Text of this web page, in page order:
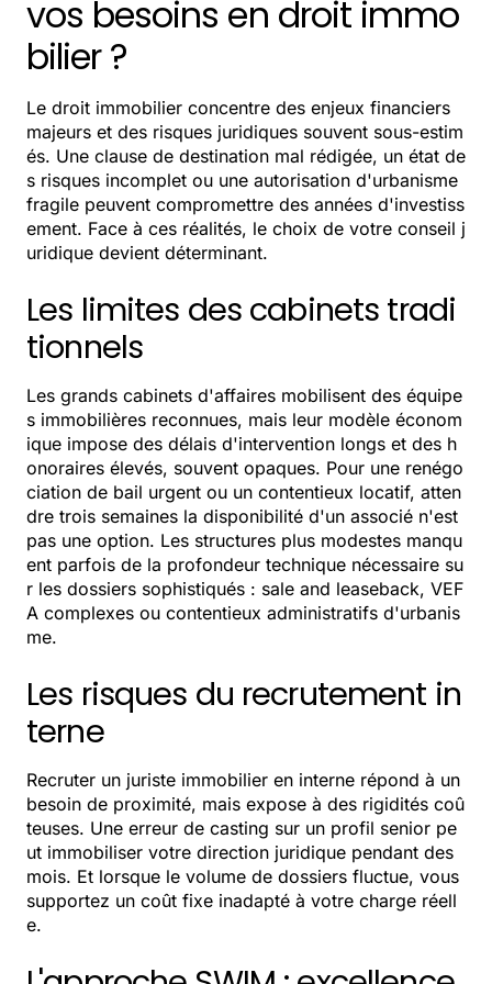
vos besoins en droit immo
bilier ?
Le droit immobilier concentre des enjeux financiers
majeurs et des risques juridiques souvent sous-estim
és. Une clause de destination mal rédigée, un état de
s risques incomplet ou une autorisation d'urbanisme
fragile peuvent compromettre des années d'investiss
ement. Face à ces réalités, le choix de votre conseil j
uridique devient déterminant.
Les limites des cabinets tradi
tionnels
Les grands cabinets d'affaires mobilisent des équipe
s immobilières reconnues, mais leur modèle économ
ique impose des délais d'intervention longs et des h
onoraires élevés, souvent opaques. Pour une renégo
ciation de bail urgent ou un contentieux locatif, atten
dre trois semaines la disponibilité d'un associé n'est
pas une option. Les structures plus modestes manqu
ent parfois de la profondeur technique nécessaire su
r les dossiers sophistiqués : sale and leaseback, VEF
A complexes ou contentieux administratifs d'urbanis
me.
Les risques du recrutement in
terne
Recruter un juriste immobilier en interne répond à un
besoin de proximité, mais expose à des rigidités coû
teuses. Une erreur de casting sur un profil senior pe
ut immobiliser votre direction juridique pendant des
mois. Et lorsque le volume de dossiers fluctue, vous
supportez un coût fixe inadapté à votre charge réell
e.